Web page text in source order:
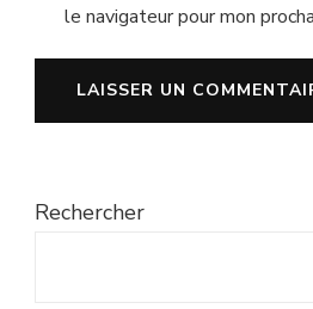
le navigateur pour mon
Rechercher